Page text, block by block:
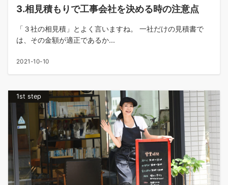
3.相見積もりで工事会社を決める時の注意点
「３社の相見積」とよく言いますね。 一社だけの見積書で
は、その金額が適正であるか...
2021-10-10
1st step